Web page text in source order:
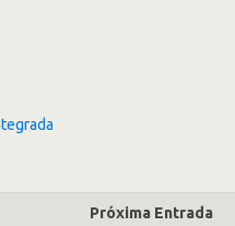
Próxima Entrada